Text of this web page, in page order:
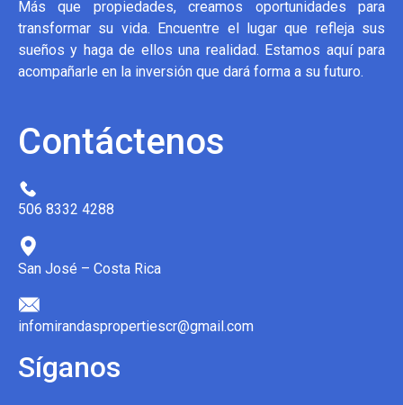
Más que propiedades, creamos oportunidades para
transformar su vida. Encuentre el lugar que refleja sus
sueños y haga de ellos una realidad. Estamos aquí para
acompañarle en la inversión que dará forma a su futuro.
Contáctenos
506 8332 4288
San José – Costa Rica
infomirandaspropertiescr@gmail.com
Síganos